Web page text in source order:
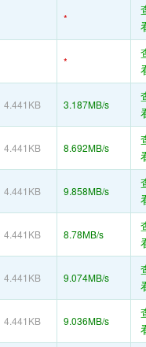
*
*
4.441KB 3.187MB/s
4.441KB 8.692MB/s
4.441KB 9.858MB/s
4.441KB 8.78MB/s
4.441KB 9.074MB/s
4.441KB 9.036MB/s